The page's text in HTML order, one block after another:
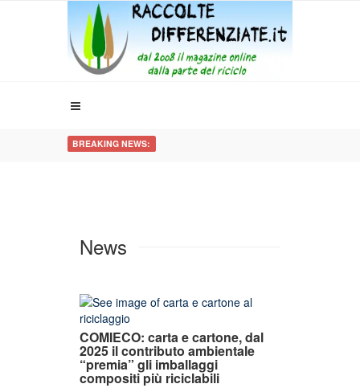
BREAKING NEWS:
News
COMIECO: carta e cartone, dal
2025 il contributo ambientale
“premia” gli imballaggi
compositi più riciclabili